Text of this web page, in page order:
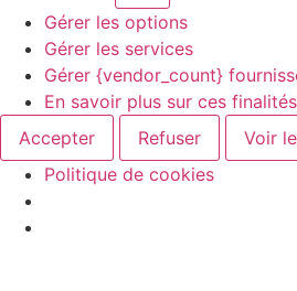
Gérer les options
Gérer les services
Gérer {vendor_count}
En savoir plus sur ces finalités
Accepter
Refuser Voir
Politique de cookies